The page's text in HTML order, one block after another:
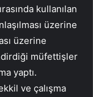
kullanılan
üzerine
üzerine
müfettişler
yaptı.
ve çalışma